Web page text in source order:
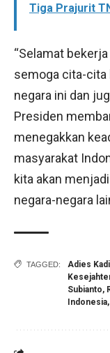
Tiga Prajurit
“Selamat
semoga cita-cita
negara ini dan
Presiden
menegakkan
masyarakat
kita akan
negara-negara
TAGGED: Adies
Subianto,
Indonesia,